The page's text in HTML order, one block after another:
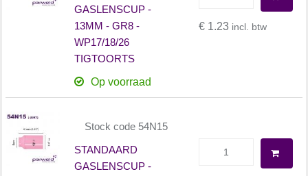
GASLENSCUP -
13MM - GR8 -
WP17/18/26
TIGTOORTS
Op voorraad
€ 1.23 incl. btw
Stock code 54N15
STANDAARD
GASLENSCUP -